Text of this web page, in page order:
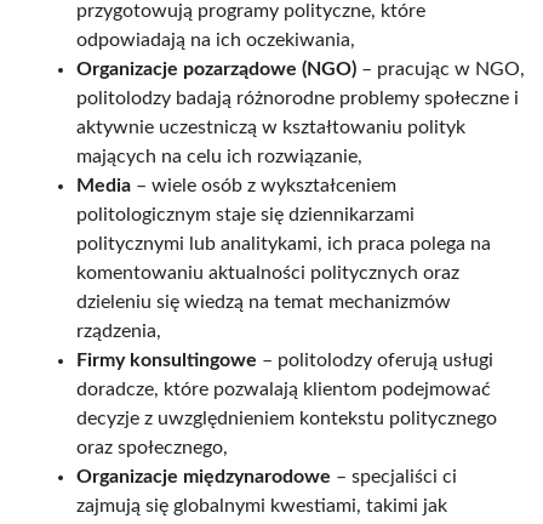
przygotowują programy polityczne, które
odpowiadają na ich oczekiwania,
Organizacje pozarządowe (NGO) – pracując w NGO,
politolodzy badają różnorodne problemy społeczne i
aktywnie uczestniczą w kształtowaniu polityk
mających na celu ich rozwiązanie,
Media – wiele osób z wykształceniem
politologicznym staje się dziennikarzami
politycznymi lub analitykami, ich praca polega na
komentowaniu aktualności politycznych oraz
dzieleniu się wiedzą na temat mechanizmów
rządzenia,
Firmy konsultingowe – politolodzy oferują usługi
doradcze, które pozwalają klientom podejmować
decyzje z uwzględnieniem kontekstu politycznego
oraz społecznego,
Organizacje międzynarodowe – specjaliści ci
zajmują się globalnymi kwestiami, takimi jak